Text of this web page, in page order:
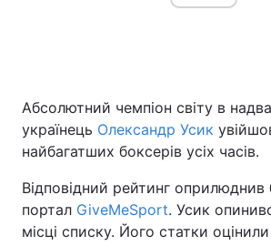
Абсолютний чемпіон світу в
українець Олександр Усик
найбагатших боксерів усіх часів.
Відповідний рейтинг оприлюднив
портал GiveMeSport. Усик
місці списку. Його статки